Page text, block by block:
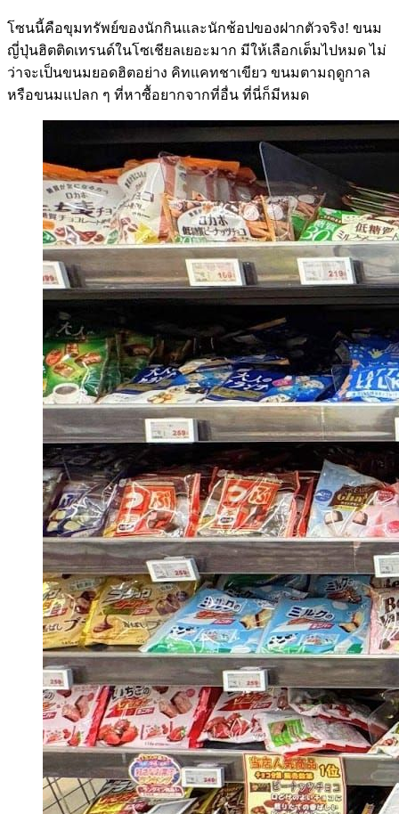
โซนนี้คือขุมทรัพย์ของนักกินและนักช้อปของฝากตัวจริง! ขนม
ญี่ปุ่นฮิตติดเทรนด์ในโซเชียลเยอะมาก มีให้เลือกเต็มไปหมด ไม่
ว่าจะเป็นขนมยอดฮิตอย่าง คิทแคทชาเขียว ขนมตามฤดูกาล
หรือขนมแปลก ๆ ที่หาซื้อยากจากที่อื่น ที่นี่ก็มีหมด